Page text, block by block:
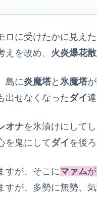
ロに受けたかに見えた
を改め、 火炎爆花散
島に炎魔塔と 氷魔塔が
出せなくなったダイ達
オナを氷漬けにしてし
を鬼にしてダイ を後
すが、そこにマァム
すが、多勢に無勢、